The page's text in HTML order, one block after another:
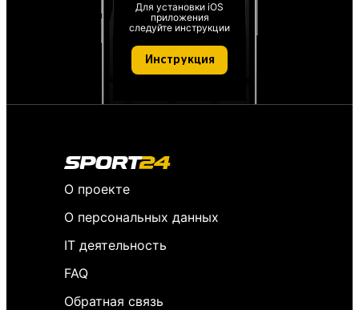
Для установки iOS
приложения
следуйте инструкции
Инструкция
О проекте
О персональных данных
IT деятельность
FAQ
Обратная связь